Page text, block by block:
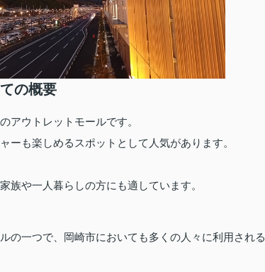
の概要
アウトレットモールです。
ーも楽しめるスポットとして人気があります。
族や一人暮らしの方にも適しています。
の一つで、岡崎市においても多くの人々に利用される